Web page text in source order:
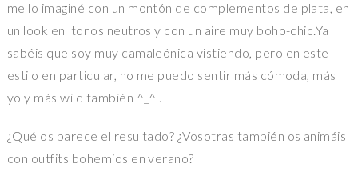
me lo imaginé con un montón de complementos de plata, en
un look en tonos neutros y con un aire muy boho-chic.Ya
sabéis que soy muy camaleónica vistiendo, pero en este
estilo en particular, no me puedo sentir más cómoda, más
yo y más wild también ^_^ .
¿Qué os parece el resultado? ¿Vosotras también os animáis
con outfits bohemios en verano?